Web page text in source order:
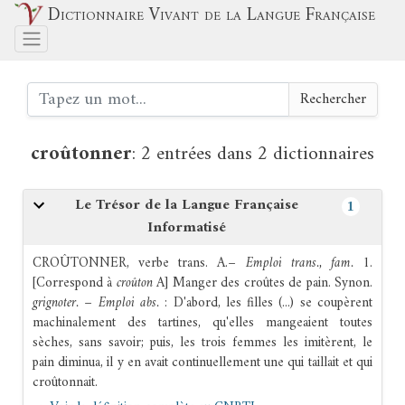
Dictionnaire Vivant de la Langue Française
Rechercher
croûtonner: 2 entrées dans 2 dictionnaires
Le Trésor de la Langue Française
Informatisé
1
CROÛTONNER,verbe trans. A.− Emploi trans., fam. 1.
[Correspond àcroûtonA] Manger des croûtes de pain.Synon.
grignoter. − Emploi abs.: D'abord, les filles (...) se coupèrent
machinalement des tartines, qu'elles mangeaient toutes
sèches, sans savoir; puis, les trois femmes les imitèrent, le
pain diminua, il y en avait continuellement une qui taillait et qui
croûtonnait.